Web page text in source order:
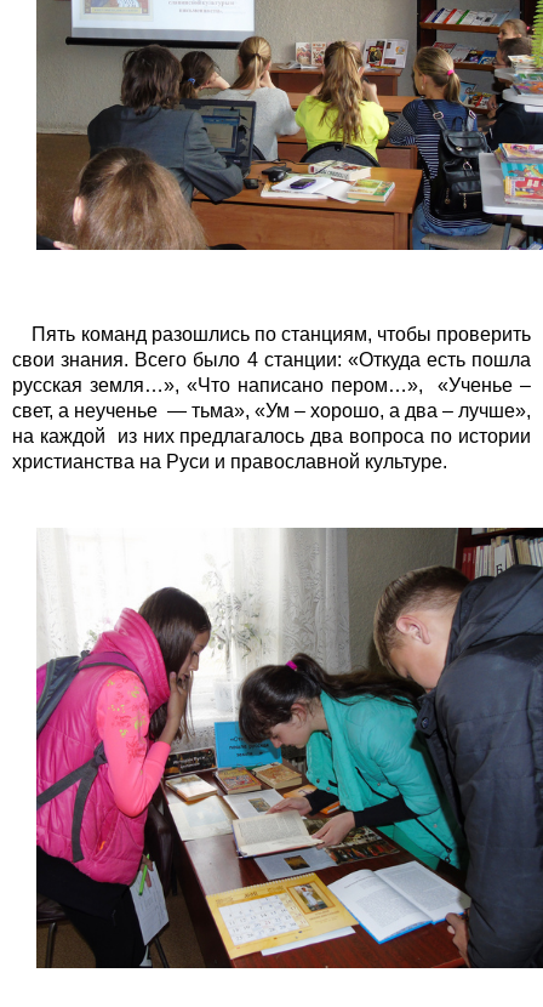
Пять команд разошлись по станциям, чтобы проверить
свои знания. Всего было 4 станции: «Откуда есть пошла
русская земля…», «Что написано пером…», «Ученье –
свет, а неученье — тьма», «Ум – хорошо, а два – лучше»,
на каждой из них предлагалось два вопроса по истории
христианства на Руси и православной культуре.